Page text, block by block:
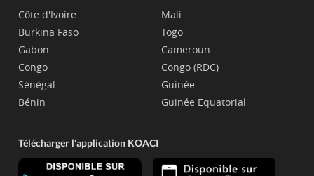
Côte d'Ivoire
Burkina Faso
Gabon
Congo
Sénégal
Bénin
Mali
Togo
Cameroun
Congo (RDC)
Guinée
Guinée Equatorial
Télécharger l'application KOACI